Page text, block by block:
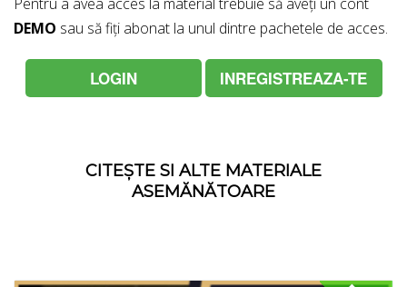
DEMO sau să fiți abonat la unul dintre pachetele de acces.
LOGIN INREGISTREAZA-TE
CITEȘTE SI ALTE MATERIALE
ASEMĂNĂTOARE